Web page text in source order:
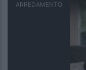
ARREDAMENTO